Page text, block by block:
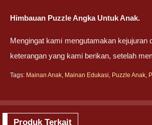
Himbauan Puzzle Angka Untuk Anak.
Mengingat kami mengutamakan
keterangan yang kami berikan, setelah
Tags: Mainan Anak, Mainan Edukasi, Puzzle Anak,
Produk Terkait